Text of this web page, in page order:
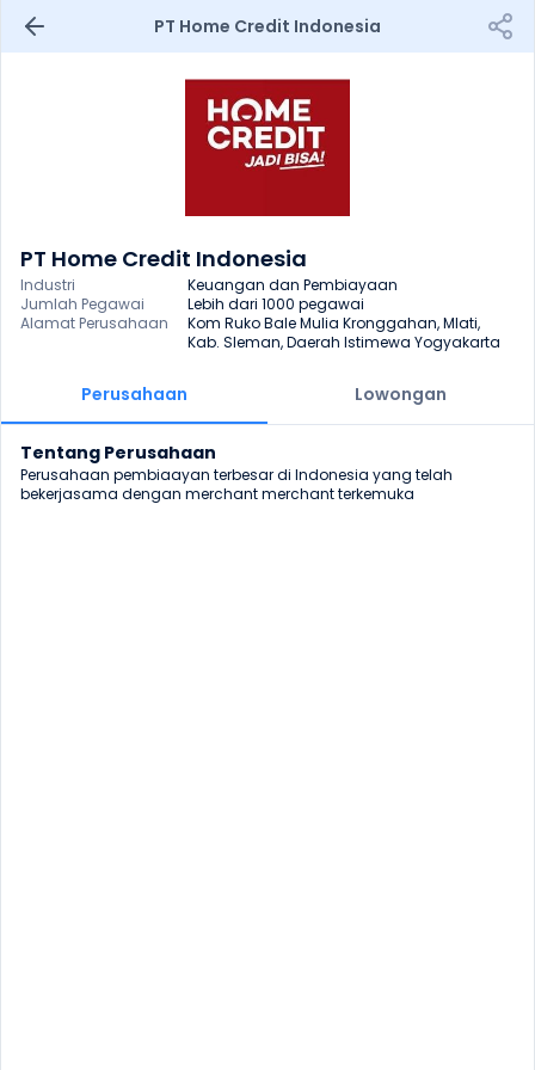
PT Home Credit Indonesia
PT Home Credit Indonesia
Industri
Keuangan dan Pembiayaan
Jumlah Pegawai
Lebih dari 1000 pegawai
Alamat Perusahaan
Kom Ruko Bale Mulia Kronggahan, Mlati,
Kab. Sleman, Daerah Istimewa Yogyakarta
Perusahaan Lowongan
Tentang Perusahaan
Perusahaan pembiaayan terbesar di Indonesia yang telah
bekerjasama dengan merchant merchant terkemuka